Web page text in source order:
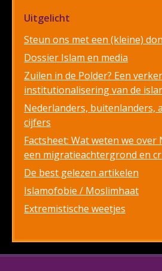
Uitgelicht
Steun ons met een (kleine)
Dossier Islam en media
Zuilen in de Polder? Een
institutionalisering van de
Nederlanders, buitenlanders,
cijfers
Factsheet: Wat weten we
een migratieachtergrond en
De best gelezen artikelen
Islamofobie / Moslimhaat
Extremistische weetjes